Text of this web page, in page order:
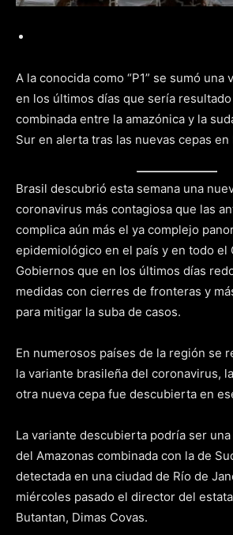
A la conocida como “P1” se sumó una
en los últimos días que sería
combinada entre la amazónica y la
Sur en alerta tras las nuevas cepas en
Brasil descubrió esta semana una
coronavirus más contagiosa que las
complica aún más el ya complejo
epidemiológico en el país y en todo el
Gobiernos que en los últimos días
medidas con cierres de fronteras y
para mitigar la suba de casos.
En numerosos países de la región se
la variante brasileña del coronavirus,
otra nueva cepa fue descubierta en
La variante descubierta podría ser
del Amazonas combinada con la de
detectada en una ciudad de Río de
miércoles pasado el director del
Butantan, Dimas Covas.